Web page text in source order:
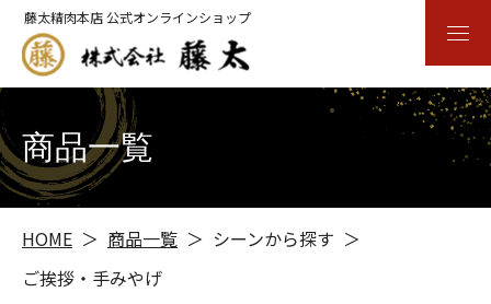
藤太精肉本店 公式オンラインショップ
商品一覧
HOME 商品一覧
シーンから探す
ご挨拶・手みやげ